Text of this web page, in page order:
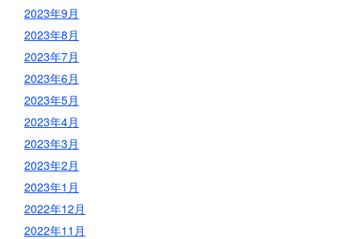
2023年9月
2023年8月
2023年7月
2023年6月
2023年5月
2023年4月
2023年3月
2023年2月
2023年1月
2022年12月
2022年11月